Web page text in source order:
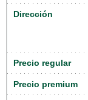
Dirección
Precio regular
Precio premium